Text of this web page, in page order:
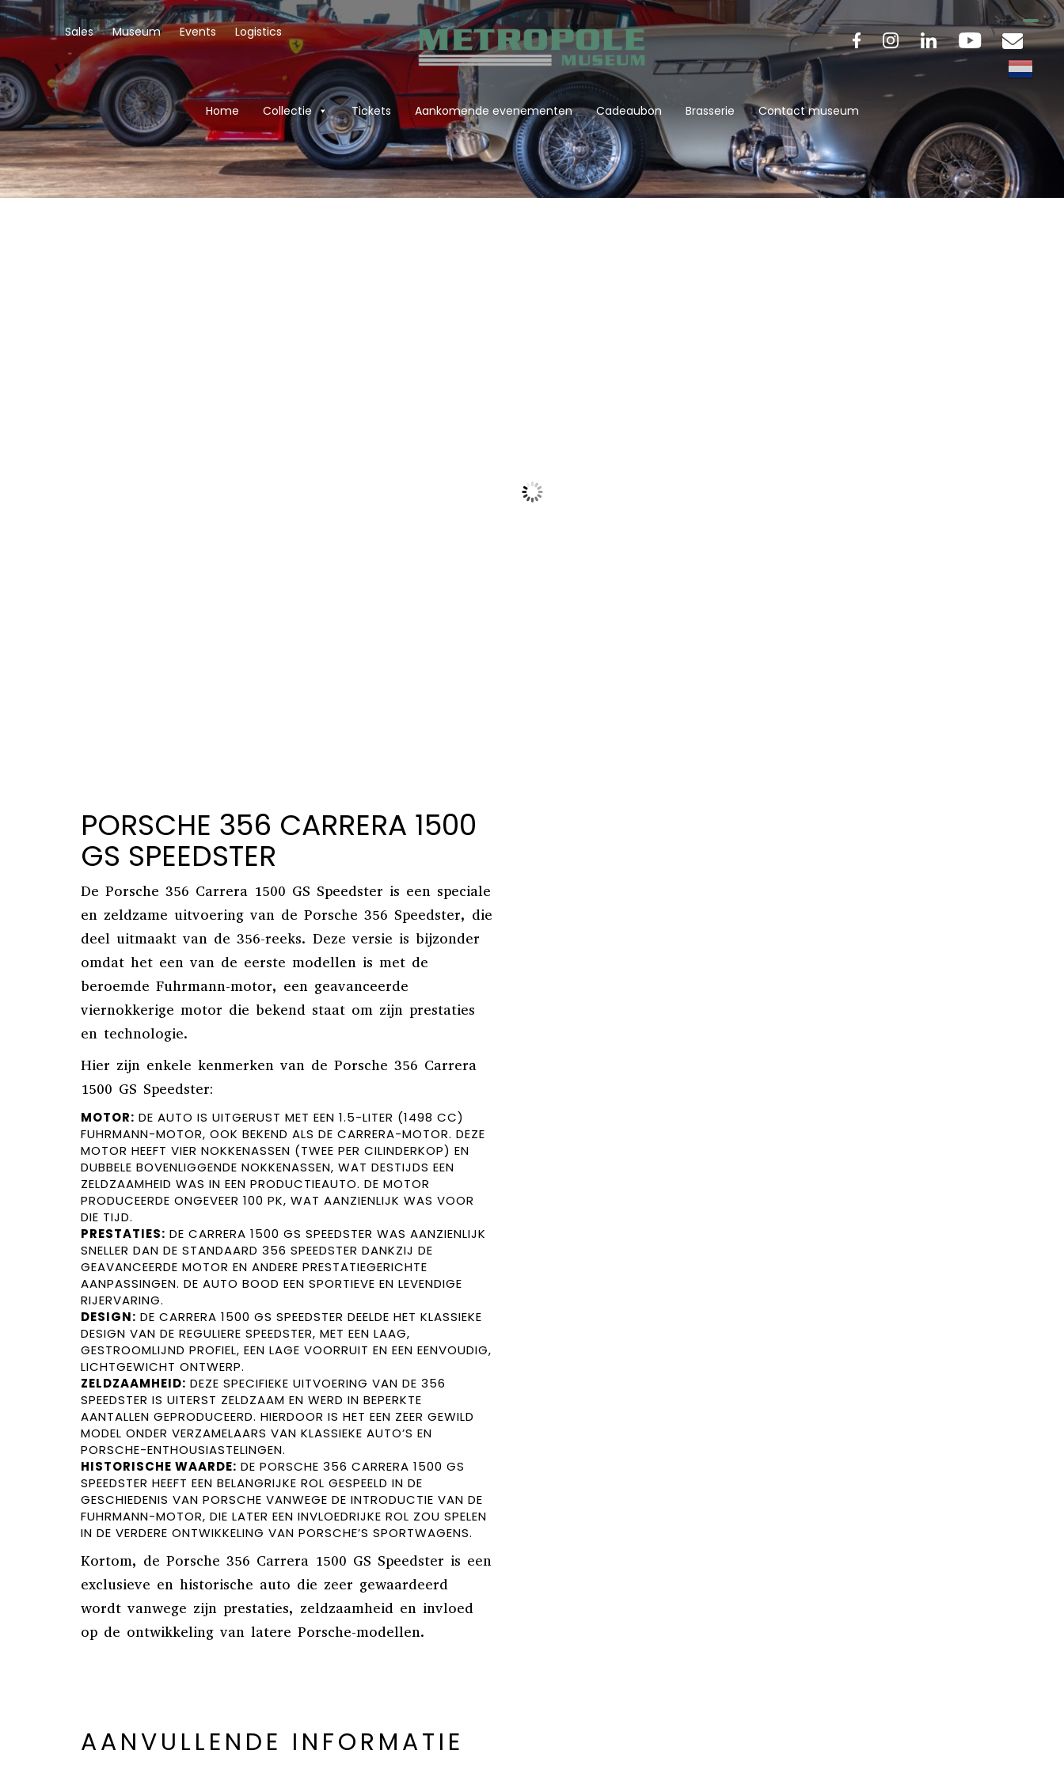
Sales Museum Events Logistics
Home Collectie Tickets Aankomende evenementen Cadeaubon Brasserie Contact museum
PORSCHE 356 CARRERA 1500
GS SPEEDSTER
De Porsche 356 Carrera 1500 GS Speedster is een speciale
en zeldzame uitvoering van de Porsche 356 Speedster, die
deel uitmaakt van de 356-reeks. Deze versie is bijzonder
omdat het een van de eerste modellen is met de
beroemde Fuhrmann-motor, een geavanceerde
viernokkerige motor die bekend staat om zijn prestaties
en technologie.
Hier zijn enkele kenmerken van de Porsche 356 Carrera
1500 GS Speedster:
MOTOR: DE AUTO IS UITGERUST MET EEN 1.5-LITER (1498 CC)
FUHRMANN-MOTOR, OOK BEKEND ALS DE CARRERA-MOTOR. DEZE
MOTOR HEEFT VIER NOKKENASSEN (TWEE PER CILINDERKOP) EN
DUBBELE BOVENLIGGENDE NOKKENASSEN, WAT DESTIJDS EEN
ZELDZAAMHEID WAS IN EEN PRODUCTIEAUTO. DE MOTOR
PRODUCEERDE ONGEVEER 100 PK, WAT AANZIENLIJK WAS VOOR
DIE TIJD.
PRESTATIES: DE CARRERA 1500 GS SPEEDSTER WAS AANZIENLIJK
SNELLER DAN DE STANDAARD 356 SPEEDSTER DANKZIJ DE
GEAVANCEERDE MOTOR EN ANDERE PRESTATIEGERICHTE
AANPASSINGEN. DE AUTO BOOD EEN SPORTIEVE EN LEVENDIGE
RIJERVARING.
DESIGN: DE CARRERA 1500 GS SPEEDSTER DEELDE HET KLASSIEKE
DESIGN VAN DE REGULIERE SPEEDSTER, MET EEN LAAG,
GESTROOMLIJND PROFIEL, EEN LAGE VOORRUIT EN EEN EENVOUDIG,
LICHTGEWICHT ONTWERP.
ZELDZAAMHEID: DEZE SPECIFIEKE UITVOERING VAN DE 356
SPEEDSTER IS UITERST ZELDZAAM EN WERD IN BEPERKTE
AANTALLEN GEPRODUCEERD. HIERDOOR IS HET EEN ZEER GEWILD
MODEL ONDER VERZAMELAARS VAN KLASSIEKE AUTO’S EN
PORSCHE-ENTHOUSIASTELINGEN.
HISTORISCHE WAARDE: DE PORSCHE 356 CARRERA 1500 GS
SPEEDSTER HEEFT EEN BELANGRIJKE ROL GESPEELD IN DE
GESCHIEDENIS VAN PORSCHE VANWEGE DE INTRODUCTIE VAN DE
FUHRMANN-MOTOR, DIE LATER EEN INVLOEDRIJKE ROL ZOU SPELEN
IN DE VERDERE ONTWIKKELING VAN PORSCHE’S SPORTWAGENS.
Kortom, de Porsche 356 Carrera 1500 GS Speedster is een
exclusieve en historische auto die zeer gewaardeerd
wordt vanwege zijn prestaties, zeldzaamheid en invloed
op de ontwikkeling van latere Porsche-modellen.
AANVULLENDE INFORMATIE